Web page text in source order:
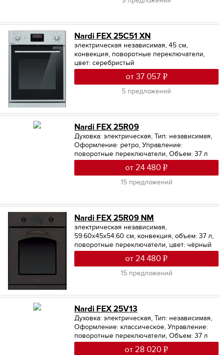
Nardi FEX 25C51 XN
электрическая независимая, 45 см,
конвекция, поворотные переключатели,
цвет: серебристый
от 37 057
5 предложений
Nardi FEX 25R09
Духовка: электрическая,Тип: независимая,
Оформление: ретро,Управление:
поворотные переключатели,Объем: 37 л
от 24 480
15 предложений
Nardi FEX 25R09 NM
электрическая независимая,
59.60х45х54.60 см, конвекция, объем: 37 л,
поворотные переключатели, цвет: чёрный
от 24 480
15 предложений
Nardi FEX 25V13
Духовка: электрическая,Тип: независимая,
Оформление: классическое,Управление:
поворотные переключатели,Объем: 37 л
от 28 020